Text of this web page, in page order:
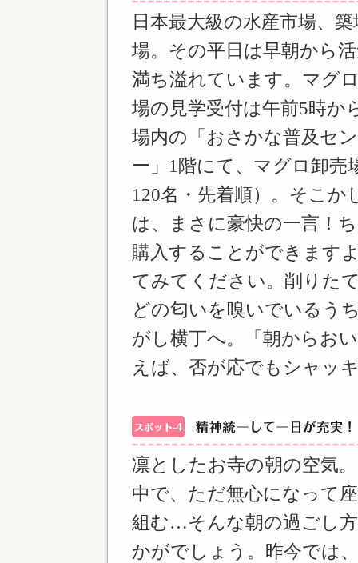
日本最大級の水産市場、築
場。その平日は早朝から
満ち溢れています。マグ
場の見学受付は午前5時か
場内の「おさかな普及セ
ー」1階にて、マグロ卸売
120名・先着順）。そこ
は、まさに豪快の一言！
購入することができます
てみてください。削りた
どの匂いを嗅いでいるう
がし横丁へ。「朝からお
えば、否が応でもシャッ
凛としたお寺の朝の空気
中で、ただ無心になって
組む…そんな朝の過ごし
かがでしょう。昨今では